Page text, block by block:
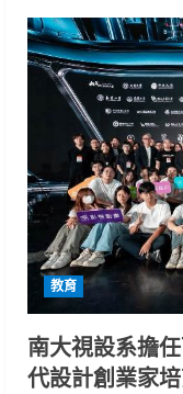
教育
南大視設系擔
代設計創業家